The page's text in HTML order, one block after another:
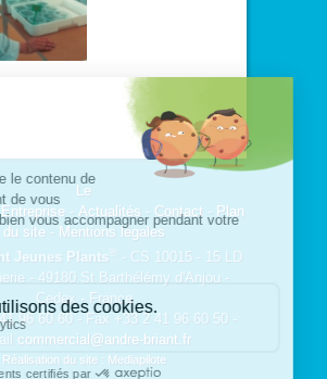
Le
Entreprise - Actualités - Contact - Plan
du site - Mentions légales
Jeunes Plants
- CS 10015 - 15 LD
- 49180 St Barthélémy d'Anjou -
Cedex - France
96 60 60 - Fax +33 2 41 96 60 50 -
commercial@andre-briant.fr
Réalisation du site : Mediapilote